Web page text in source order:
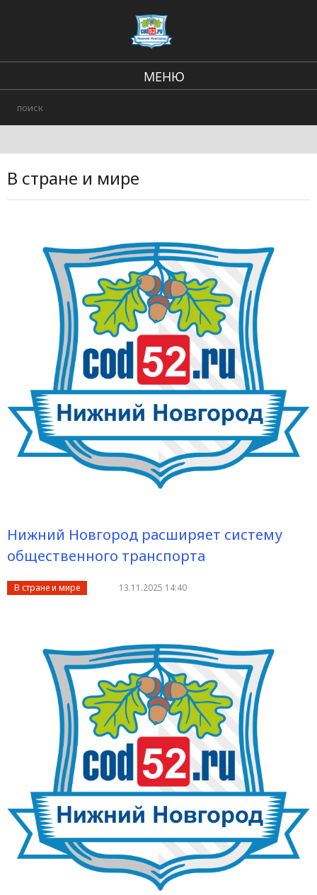
МЕНЮ
Городские события
В стране и мире
Нижний Новгород расширяет систему
общественного транспорта
В стране и мире 13.11.2025 14:40